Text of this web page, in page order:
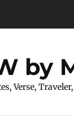
by
Verse,